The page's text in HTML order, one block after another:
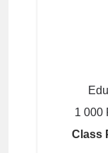
1 000
Class